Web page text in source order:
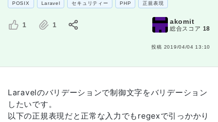
POSIX Laravel セキュリティー PHP 正規表現
1 1 akomit
総合スコア 18
投稿 2019/04/04 13:10
Laravelのバリデーションで制御文字をバリデーション
したいです。
以下の正規表現だと正常な入力でもregexで引っかかり